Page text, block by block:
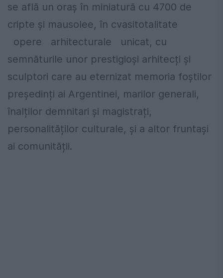
se află un oraș în miniatură cu 4700 de
cripte și mausolee, în cvasitotalitate
opere arhitecturale unicat, cu
semnăturile unor prestigioși arhitecți și
sculptori care au eternizat memoria foștilor
președinți ai Argentinei, marilor generali,
înalților demnitari și magistrați,
personalităților culturale, și a altor fruntași
ai comunității.